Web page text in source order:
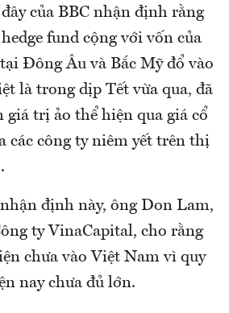
của BBC nhận định rằng
fund cộng với vốn của
Đông Âu và Bắc Mỹ đổ vào
là trong dịp Tết vừa qua, đã
giá trị ảo thể hiện qua giá cổ
các công ty niêm yết trên thị
định này, ông Don Lam,
ty VinaCapital, cho rằng
chưa vào Việt Nam vì quy
nay chưa đủ lớn.